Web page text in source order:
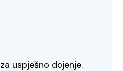
uspješno dojenje.